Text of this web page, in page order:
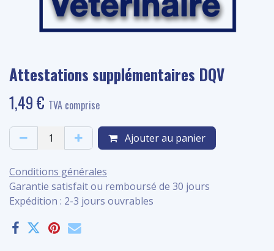
Attestations supplémentaires DQV
1,49€ TVA comprise
Ajouter au panier
Conditions générales
Garantie satisfait ou remboursé de 30 jours
Expédition : 2-3 jours ouvrables